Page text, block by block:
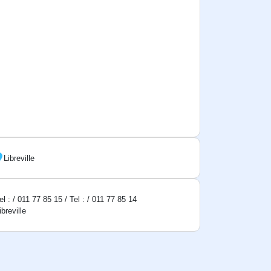
Libreville
: / 011 77 85 15 / Tel : / 011 77 85 14